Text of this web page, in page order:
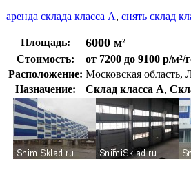
аренда склада класса А, снять склад
Площадь: 6000 м²
Стоимость:
от 7200 до 9100 р/м²/
Расположение: Московская область,
Назначение:
Склад класса A,